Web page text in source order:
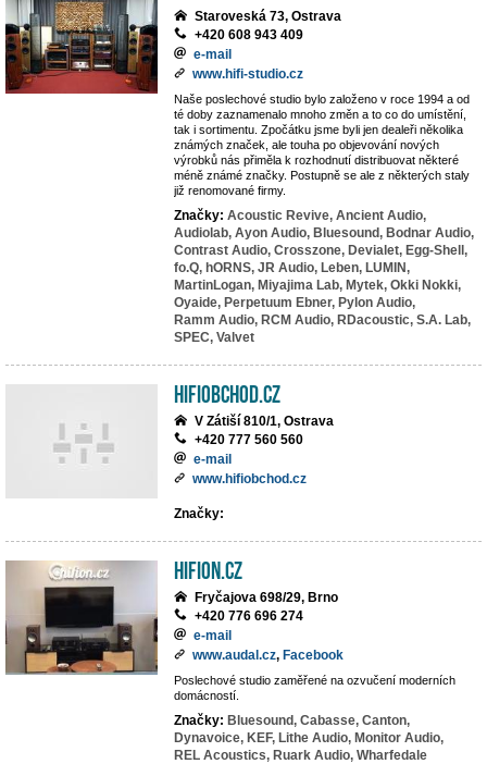
Staroveská 73, Ostrava
+420 608 943 409
e-mail
www.hifi-studio.cz
Naše poslechové studio bylo založeno v roce 1994 a od
té doby zaznamenalo mnoho změn a to co do umístění,
tak i sortimentu. Zpočátku jsme byli jen dealeři několika
známých značek, ale touha po objevování nových
výrobků nás přiměla k rozhodnutí distribuovat některé
méně známé značky. Postupně se ale z některých staly
již renomované firmy.
Značky: Acoustic Revive, Ancient Audio,
Audiolab, Ayon Audio, Bluesound, Bodnar Audio,
Contrast Audio, Crosszone, Devialet, Egg-Shell,
fo.Q, hORNS, JR Audio, Leben, LUMIN,
MartinLogan, Miyajima Lab, Mytek, Okki Nokki,
Oyaide, Perpetuum Ebner, Pylon Audio,
Ramm Audio, RCM Audio, RDacoustic, S.A. Lab,
SPEC, Valvet
HiFiobchod.cz
V Zátiší 810/1, Ostrava
+420 777 560 560
e-mail
www.hifiobchod.cz
Značky:
hifion.cz
Fryčajova 698/29, Brno
+420 776 696 274
e-mail
www.audal.cz, Facebook
Poslechové studio zaměřené na ozvučení moderních
domácností.
Značky: Bluesound, Cabasse, Canton,
Dynavoice, KEF, Lithe Audio, Monitor Audio,
REL Acoustics, Ruark Audio, Wharfedale